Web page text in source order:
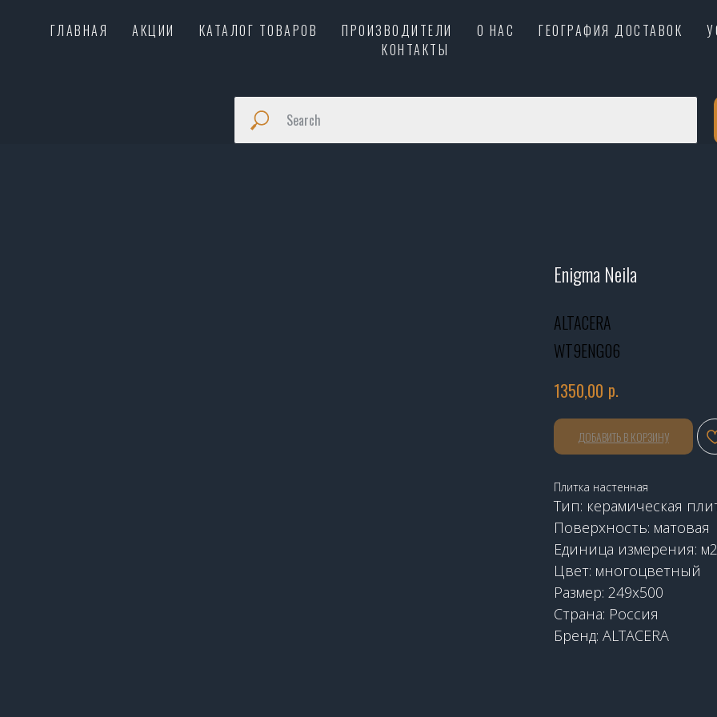
ГЛАВНАЯ АКЦИИ КАТАЛОГ ТОВАРОВ ПРОИЗВОДИТЕЛИ О НАС ГЕОГРАФИЯ ДОСТАВОК
КОНТАКТЫ
Enigma Neila
ALTACERA
WT9ENG06
1350,00 р.
ДОБАВИТЬ В КОРЗИНУ
Плитка настенная
Тип: керамическая
Поверхность: матовая
Единица измерения: м2
Цвет: многоцветный
Размер: 249х500
Страна: Россия
Бренд: ALTACERA